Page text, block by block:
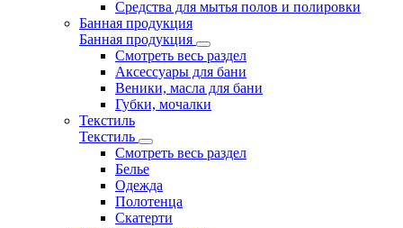
Средства для мытья полов и полировки
Банная продукция
Банная продукция
Смотреть весь раздел
Аксессуары для бани
Веники, масла для бани
Губки, мочалки
Текстиль
Текстиль
Смотреть весь раздел
Белье
Одежда
Полотенца
Скатерти